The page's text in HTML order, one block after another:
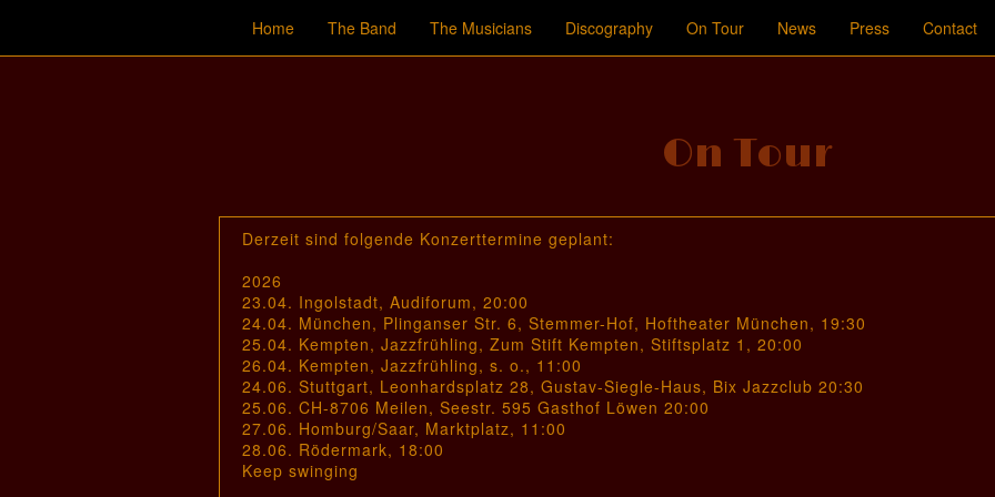
On Tour
Home The Band The Musicians Discography On Tour News Press Contact
Derzeit sind folgende Konzerttermine geplant:
2026
23.04. Ingolstadt, Audiforum, 20:00
24.04. München, Plinganser Str. 6, Stemmer-Hof, Hoftheater München, 19:30
25.04. Kempten, Jazzfrühling, Zum Stift Kempten, Stiftsplatz 1, 20:00
26.04. Kempten, Jazzfrühling, s. o., 11:00
24.06. Stuttgart, Leonhardsplatz 28, Gustav-Siegle-Haus, Bix Jazzclub 20:30
25.06. CH-8706 Meilen, Seestr. 595 Gasthof Löwen 20:00
27.06. Homburg/Saar, Marktplatz, 11:00
28.06. Rödermark, 18:00
Keep swinging